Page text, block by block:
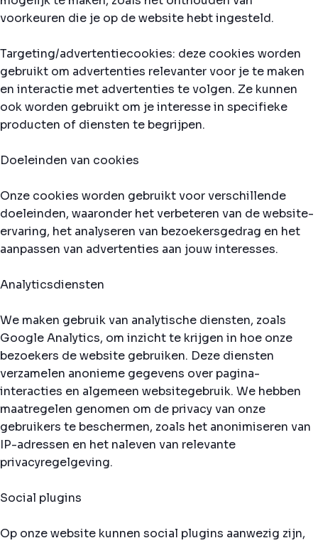
voorkeuren die je op de website hebt ingesteld.
Targeting/advertentiecookies: deze cookies worden
gebruikt om advertenties relevanter voor je te maken
en interactie met advertenties te volgen. Ze kunnen
ook worden gebruikt om je interesse in specifieke
producten of diensten te begrijpen.
Doeleinden van cookies
Onze cookies worden gebruikt voor verschillende
doeleinden, waaronder het verbeteren van de website-
ervaring, het analyseren van bezoekersgedrag en het
aanpassen van advertenties aan jouw interesses.
Analyticsdiensten
We maken gebruik van analytische diensten, zoals
Google Analytics, om inzicht te krijgen in hoe onze
bezoekers de website gebruiken. Deze diensten
verzamelen anonieme gegevens over pagina-
interacties en algemeen websitegebruik. We hebben
maatregelen genomen om de privacy van onze
gebruikers te beschermen, zoals het anonimiseren van
IP-adressen en het naleven van relevante
privacyregelgeving.
Social plugins
Op onze website kunnen social plugins aanwezig zijn,